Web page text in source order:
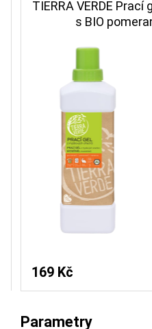
TIERRA VERDE
s BIO
169 Kč
Parametry